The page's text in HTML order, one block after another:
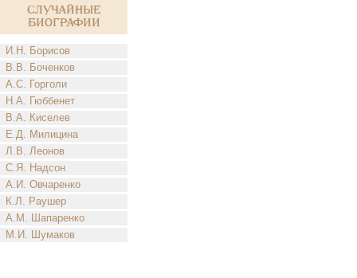
Случайные
биографии
И.Н. Борисов
В.В. Боченков
А.С. Горголи
Н.А. Гюббенет
В.А. Киселев
Е.Д. Милицина
Л.В. Леонов
С.Я. Надсон
А.И. Овчаренко
К.Л. Раушер
А.М. Шапаренко
М.И. Шумаков